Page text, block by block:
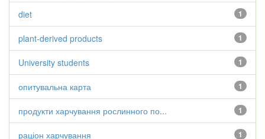
1
diet
1
plant-derived products
1
University students
1
опитувальна карта
1
продукти харчування рослинного по...
1
раціон харчування